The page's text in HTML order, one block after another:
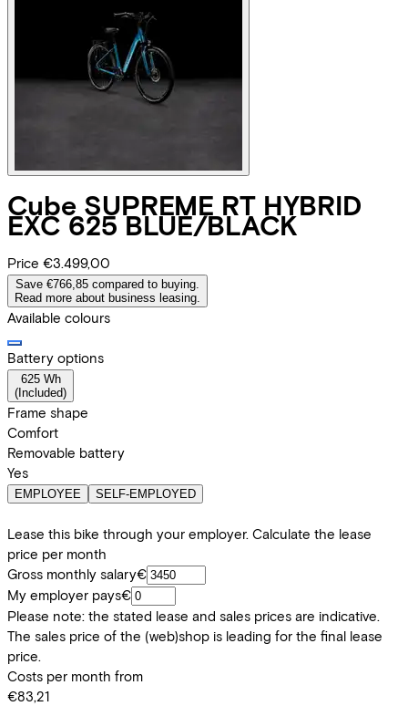
Cube SUPREME RT HYBRID
EXC 625 BLUE/BLACK
Price €3.499,00
Save €766,85 compared to buying.
Read more about business leasing.
Available colours
Battery options
625 Wh
( Included)
Frame shape
Comfort
Removable battery
Yes
EMPLOYEE SELF-EMPLOYED
Lease this bike through your employer. Calculate the lease
price per month
Gross monthly salary€
My employer pays€
Please note: the stated lease and sales prices are indicative.
The sales price of the (web)shop is leading for the final lease
price.
Costs per month from
€83,21